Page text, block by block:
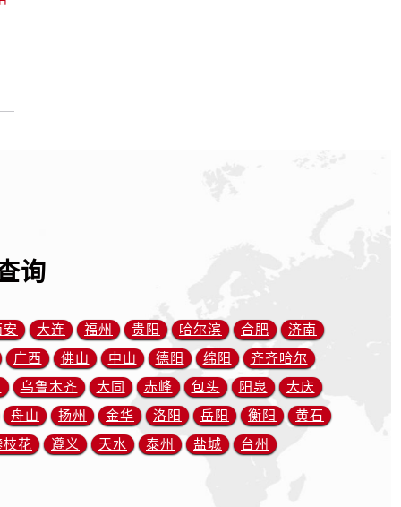
询
安 大连 福州 贵阳 哈尔滨 合肥
济南
广西 佛山 中山 德阳 绵阳
齐齐哈尔
乌鲁木齐 大同 赤峰 包头 阳泉
大庆
舟山 扬州 金华 洛阳 岳阳 衡阳
黄石
枝花 遵义 天水 泰州 盐城 台州